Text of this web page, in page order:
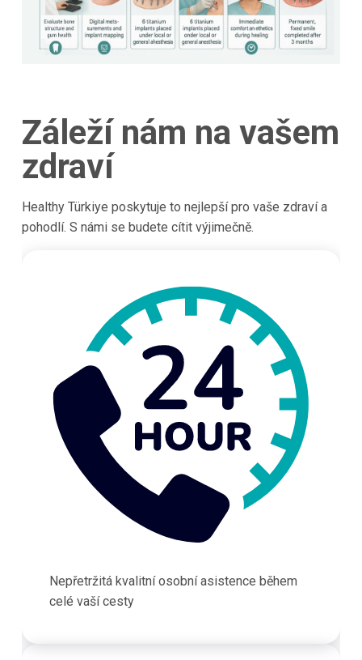
Záleží nám na vašem
zdraví
Healthy Türkiye poskytuje to nejlepší pro vaše zdraví a
pohodlí. S námi se budete cítit výjimečně.
Nepřetržitá kvalitní osobní asistence během
celé vaší cesty